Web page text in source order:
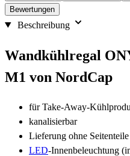
Bewertungen
Beschreibung
Wandkühlregal
M1 von NordCap
für Take-Away-
kanalisierbar
Lieferung ohne
LED-Innenbeleuchtung